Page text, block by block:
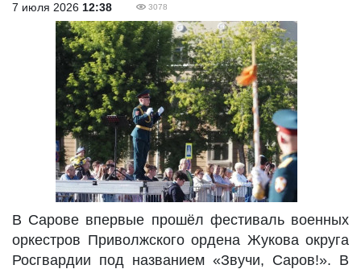
7 июля 2026 12:38 3078
В Сарове впервые прошёл фестиваль военных
оркестров Приволжского ордена Жукова округа
Росгвардии под названием «Звучи, Саров!». В